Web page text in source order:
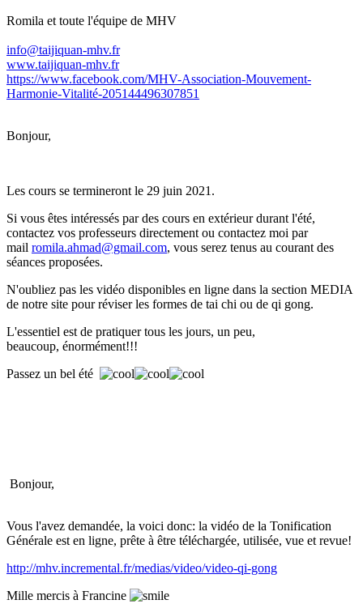
Romila et toute l'équipe de MHV
info@taijiquan-mhv.fr
www.taijiquan-mhv.fr
https://www.facebook.com/MHV-Association-Mouvement-
Harmonie-Vitalité-205144496307851
Bonjour,
Les cours se termineront le 29 juin 2021.
Si vous êtes intéressés par des cours en extérieur durant l'été,
contactez vos professeurs directement ou contactez moi par
mail romila.ahmad@gmail.com, vous serez tenus au courant des
séances proposées.
N'oubliez pas les vidéo disponibles en ligne dans la section MEDIA
de notre site pour réviser les formes de tai chi ou de qi gong.
L'essentiel est de pratiquer tous les jours, un peu,
beaucoup, énormément!!!
Passez un bel été
Bonjour,
Vous l'avez demandée, la voici donc: la vidéo de la Tonification
Générale est en ligne, prête à être téléchargée, utilisée, vue et revue!
http://mhv.incremental.fr/medias/video/video-qi-gong
Mille mercis à Francine